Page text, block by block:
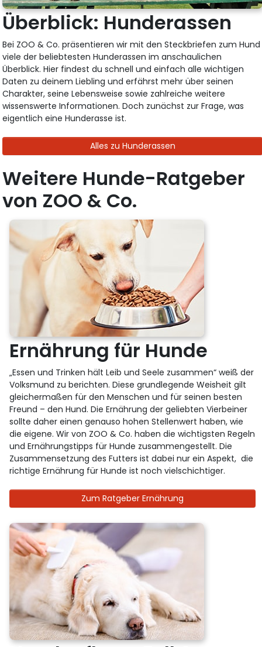
Überblick: Hunderassen
Bei ZOO & Co. präsentieren wir mit den Steckbriefen zum Hund
viele der beliebtesten Hunderassen im anschaulichen
Überblick. Hier findest du schnell und einfach alle wichtigen
Daten zu deinem Liebling und erfährst mehr über seinen
Charakter, seine Lebensweise sowie zahlreiche weitere
wissenswerte Informationen. Doch zunächst zur Frage, was
eigentlich eine Hunderasse ist.
Alles zu Hunderassen
Weitere Hunde-Ratgeber
von ZOO & Co.
Ernährung für Hunde
„Essen und Trinken hält Leib und Seele zusammen“ weiß der
Volksmund zu berichten. Diese grundlegende Weisheit gilt
gleichermaßen für den Menschen und für seinen besten
Freund – den Hund. Die Ernährung der geliebten Vierbeiner
sollte daher einen genauso hohen Stellenwert haben, wie
die eigene. Wir von ZOO & Co. haben die wichtigsten Regeln
und Ernährungstipps für Hunde zusammengestellt. Die
Zusammensetzung des Futters ist dabei nur ein Aspekt, die
richtige Ernährung für Hunde ist noch vielschichtiger.
Zum Ratgeber Ernährung